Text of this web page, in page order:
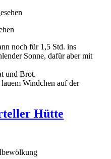
noch für 1,5 Std. ins
Sonne, dafür aber mit
und Brot.
Windchen auf der
Hütte